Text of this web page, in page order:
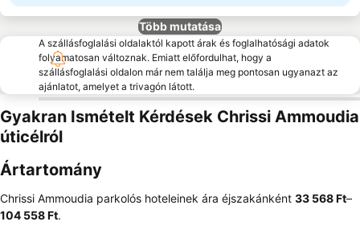
Több mutatása
A szállásfoglalási oldalaktól kapott árak és foglalhatósági adatok
folyamatosan változnak. Emiatt előfordulhat, hogy a
szállásfoglalási oldalon már nem találja meg pontosan ugyanazt az
ajánlatot, amelyet a trivagón látott.
Gyakran Ismételt Kérdések Chrissi Ammoudia
úticélról
Ártartomány
Chrissi Ammoudia parkolós hoteleinek ára éjszakánként ‎33 568 Ft–
104 558 Ft.